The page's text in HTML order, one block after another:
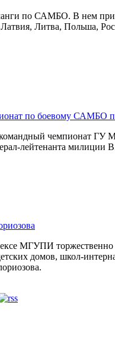
по САМБО. В нем
Латвия, Литва, Польша,
по боевому САМБО
командный чемпионат ГУ
лейтенанта милиции
МГУПИ торжественно
домов, школ-